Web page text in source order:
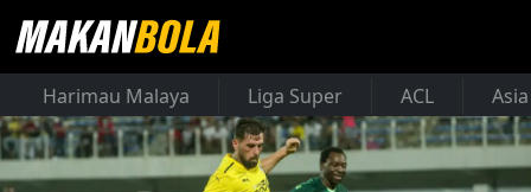
Harimau Malaya Liga Super ACL